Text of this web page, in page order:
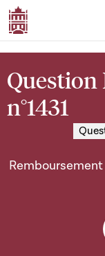
Question
n°1431